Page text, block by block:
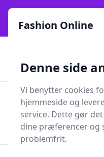
Fashion Online - Din
online siden 2017
Lynhurtig levering
Søg
Fashion Online
Denne side
Vi benytter cookies
hjemmeside og
service. Dette gør
dine præferencer og
problemfrit.